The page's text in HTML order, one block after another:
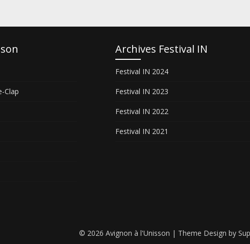
Clap
Archives Festival IN
Festival IN 2024
Festival IN 2023
Festival IN 2022
Festival IN 2021
© 2026 Avignon à l'Unisson | Theme Design by